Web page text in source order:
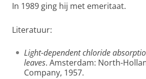
In 1989 ging hij met emeritaat.
Literatuur:
Light-dependent chloride
leaves. Amsterdam: North-
Company, 1957.